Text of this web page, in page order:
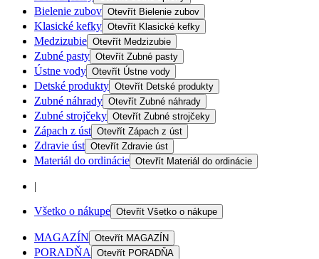
Bielenie zubov Otevřít Bielenie zubov
Klasické kefky Otevřít Klasické kefky
Medzizubie Otevřít Medzizubie
Zubné pasty Otevřít Zubné pasty
Ústne vody Otevřít Ústne vody
Detské produkty Otevřít Detské produkty
Zubné náhrady Otevřít Zubné náhrady
Zubné strojčeky Otevřít Zubné strojčeky
Zápach z úst Otevřít Zápach z úst
Zdravie úst Otevřít Zdravie úst
Materiál do ordinácie Otevřít Materiál do ordinácie
|
Všetko o nákupe Otevřít Všetko o nákupe
MAGAZÍN Otevřít MAGAZÍN
PORADŇA Otevřít PORADŇA